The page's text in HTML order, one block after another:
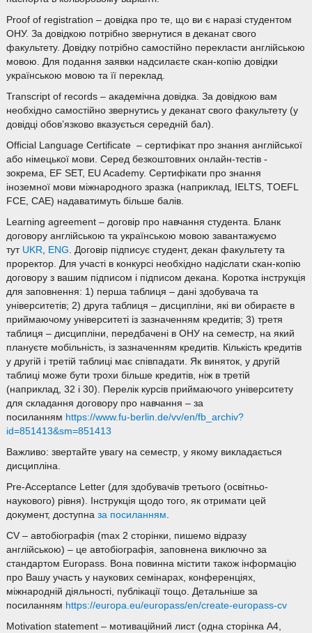
Proof of registration – довідка про те, що ви є наразі студентом
ОНУ. За довідкою потрібно звернутися в деканат свого
факультету. Довідку потрібно самостійно перекласти англійською
мовою. Для подання заявки надсилаєте скан-копію довідки
українською мовою та її переклад.
Transcript of records – академічна довідка. За довідкою вам
необхідно самостійно звернутись у деканат свого факультету (у
довідці обов’язково вказується середній бал).
Official Language Certificate – сертифікат про знання англійської
або німецької мови. Серед безкоштовних онлайн-тестів -
зокрема, EF SET, EU Academy. Сертифікати про знання
іноземної мови міжнародного зразка (наприклад, IELTS, TOEFL
FCE, CAE) надаватимуть більше балів.
Learning agreement – договір про навчання студента. Бланк
договору англійською та українською мовою завантажуємо
тут UKR, ENG. Договір підписує студент, декан факультету та
проректор. Для участі в конкурсі необхідно надіслати скан-копію
договору з вашим підписом і підписом декана. Коротка інструкція
для заповнення: 1) перша таблиця – дані здобувача та
університетів; 2) друга таблиця – дисципліни, які ви обираєте в
приймаючому університеті із зазначенням кредитів; 3) третя
таблиця – дисципліни, передбачені в ОНУ на семестр, на який
плануєте мобільність, із зазначенням кредитів. Кількість кредитів
у другій і третій таблиці має співпадати. Як виняток, у другій
таблиці може бути трохи більше кредитів, ніж в третій
(наприклад, 32 і 30). Перелік курсів приймаючого університету
для складання договору про навчання – за
посиланням https://www.fu-berlin.de/vv/en/fb_archiv?
id=851413&sm=851413
Важливо: звертайте увагу на семестр, у якому викладається
дисципліна.
Pre-Acceptance Letter (для здобувачів третього (освітньо-
наукового) рівня). Інструкція щодо того, як отримати цей
документ, доступна за посиланням.
CV – автобіографія (max 2 сторінки, пишемо відразу
англійською) – це автобіографія, заповнена виключно за
стандартом Europass. Вона повинна містити також інформацію
про Вашу участь у наукових семінарах, конференціях,
міжнародній діяльності, публікації тощо. Детальніше за
посиланням https://europa.eu/europass/en/create-europass-cv
Motivation statement – мотиваційний лист (одна сторінка А4,